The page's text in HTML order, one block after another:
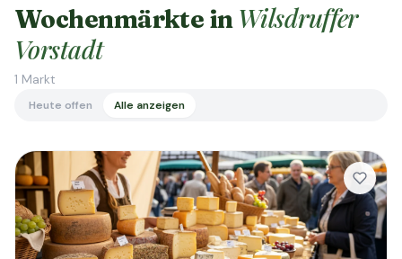
Wochenmärkte in Wilsdruffer
Vorstadt
1 Markt
Heute offen Alle anzeigen